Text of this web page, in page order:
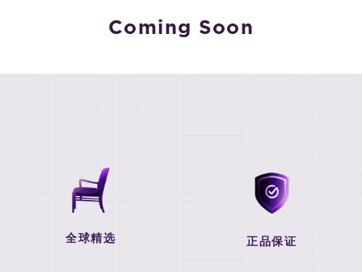
Coming Soon
全球精选 正品保证